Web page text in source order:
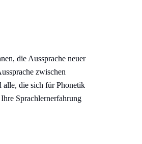
die Aussprache neuer
zwischen
alle, die sich für Phonetik
Sprachlernerfahrung